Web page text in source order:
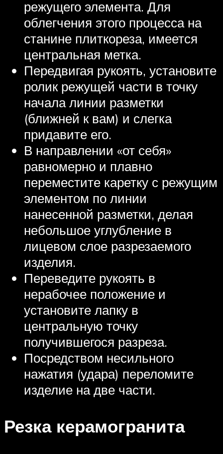
режущего элемента. Для
облегчения этого процесса на
станине плиткореза, имеется
центральная метка.
Передвигая рукоять, установите
ролик режущей части в точку
начала линии разметки
(ближней к вам) и слегка
придавите его.
В направлении «от себя»
равномерно и плавно
переместите каретку с режущим
элементом по линии
нанесенной разметки, делая
небольшое углубление в
лицевом слое разрезаемого
изделия.
Переведите рукоять в
нерабочее положение и
установите лапку в
центральную точку
получившегося разреза.
Посредством несильного
нажатия (удара) переломите
изделие на две части.
Резка керамогранита